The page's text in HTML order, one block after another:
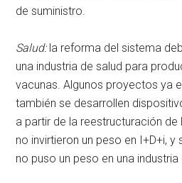
de suministro.
Salud:la reforma del sistema
una industria de salud para
vacunas. Algunos proyectos ya
también se desarrollen
a partir de la reestructuración de
no invirtieron un peso en I+D+i,
no puso un peso en una industria